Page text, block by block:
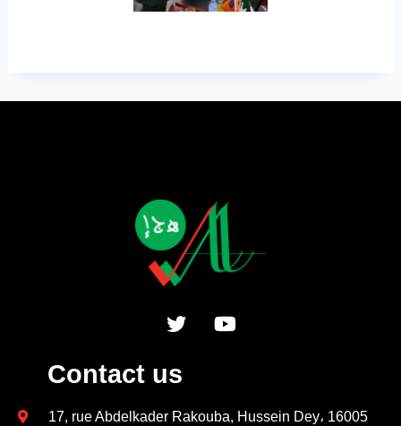
Contact us
17, rue Abdelkader Rakouba, Hussein Dey، 16005